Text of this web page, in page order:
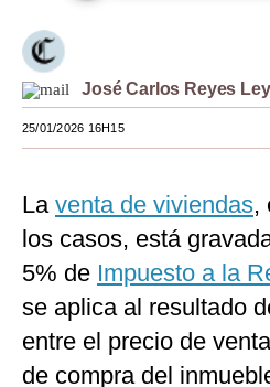
Mundo
EEUU
Internacional
Tecnología
Club del Suscriptor
Mix
José Carlos Reyes
25/01/2026 16H15
La venta de viviendas,
los casos, está
5% de Impuesto a la
se aplica al resultado
entre el precio de
de compra del